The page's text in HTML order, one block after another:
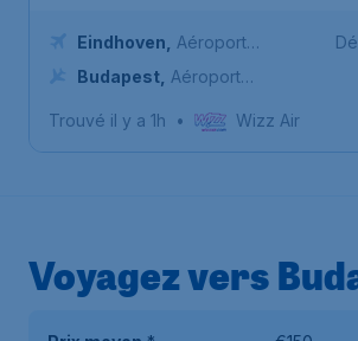
Eindhoven
Aéroport
d'Eindhoven
Budapest Aéroport
Ferenc Liszt
Trouvé il y a 1h • Wizz Air
Voyagez vers